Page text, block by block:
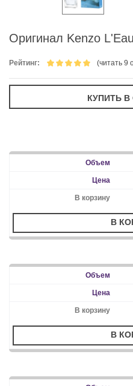
Оригинал Kenzo
Рейтинг: (читать 9
В
В